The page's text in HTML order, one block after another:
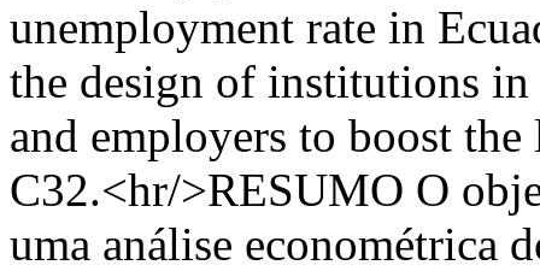
unemployment rate in
the design of institutions
and employers to boost
C32.<hr/>RESUMO O
uma análise econométrica